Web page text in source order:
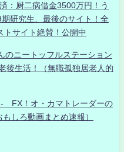
：厨二病借金3500万円！う
研究生、最後のサイト！全
トサイト絶賛！公開中
のニートッフルステーション
後生活！（無職孤独居老人的
FX！オ・カマトレーダーの
しろ動画まとめ速報）